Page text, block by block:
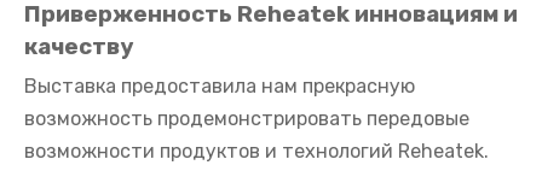
Приверженность Reheatek инновациям и
качеству
Выставка предоставила нам прекрасную
возможность продемонстрировать передовые
возможности продуктов и технологий Reheatek.